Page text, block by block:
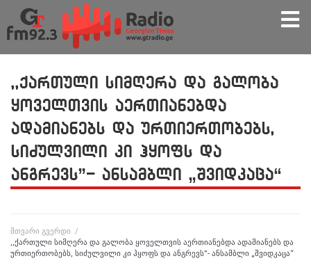
,,ქართული სიმღერა და გალობა
ყოველთვის აერთიანებდა
ადამიანებს და ურთიერთობებს,
სიძულვილი კი ჰყოფს და
ანგრევს”- ანსამბლი „შვიდკაცა“
მთვარი გვერდი /
,,ქართული სიმღერა და გალობა ყოველთვის აერთიანებდა ადამიანებს და
ურთიერთობებს, სიძულვილი კი ჰყოფს და ანგრევს”- ანსამბლი „შვიდკაცა“